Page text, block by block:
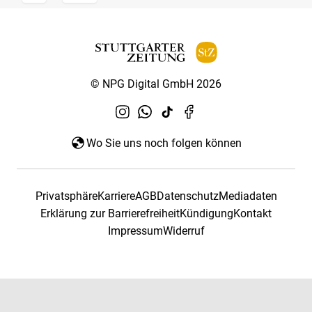
© NPG Digital GmbH 2026
Wo Sie uns noch folgen können
PrivatsphäreKarriereAGBDatenschutzMediadaten
Erklärung zur BarrierefreiheitKündigungKontakt
ImpressumWiderruf